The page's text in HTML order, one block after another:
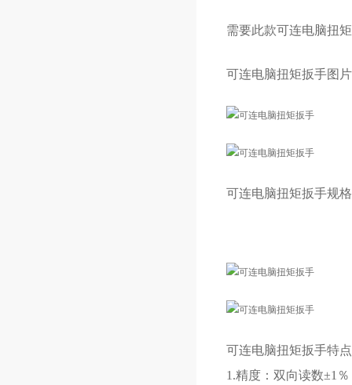
需要此款可连电脑扭
可连电脑扭矩扳手图片
可连电脑扭矩扳手规
可连电脑扭矩扳手特
1.精度：双向读数±1